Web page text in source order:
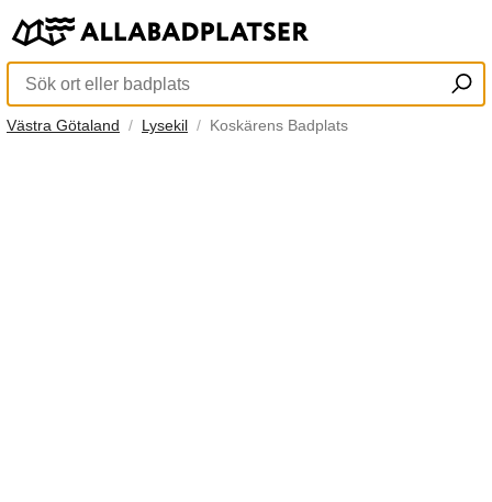
Västra Götaland Lysekil Koskärens Badplats